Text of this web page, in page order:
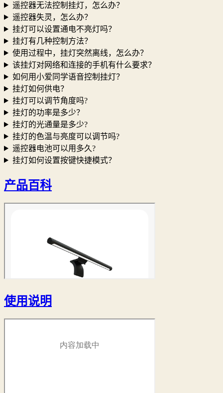
遥控器无法控制挂灯，怎么办？
遥控器失灵，怎么办？
挂灯可以设置通电不亮灯吗？
挂灯有几种控制方法？
使用过程中，挂灯突然离线，怎么办？
该挂灯对网络和连接的手机有什么要求？
如何用小爱同学语音控制挂灯？
挂灯如何供电？
挂灯可以调节角度吗?
挂灯的功率是多少？
挂灯的光通量是多少?
挂灯的色温与亮度可以调节吗?
遥控器电池可以用多久?
挂灯如何设置按键快捷模式？
产品百科
使用说明